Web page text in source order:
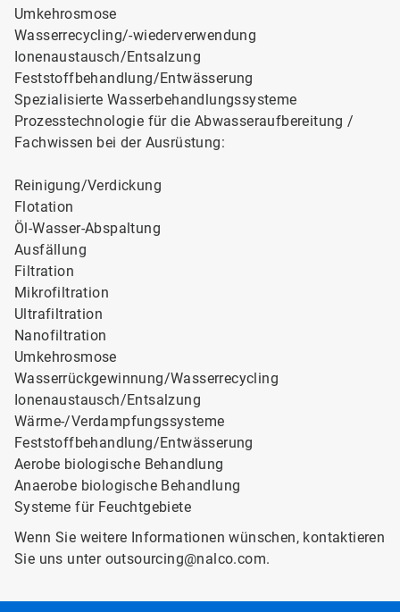
Umkehrosmose
Wasserrecycling/-wiederverwendung
Ionenaustausch/Entsalzung
Feststoffbehandlung/Entwässerung
Spezialisierte Wasserbehandlungssysteme
Prozesstechnologie für die Abwasseraufbereitung /
Fachwissen bei der Ausrüstung:
Reinigung/Verdickung
Flotation
Öl-Wasser-Abspaltung
Ausfällung
Filtration
Mikrofiltration
Ultrafiltration
Nanofiltration
Umkehrosmose
Wasserrückgewinnung/Wasserrecycling
Ionenaustausch/Entsalzung
Wärme-/Verdampfungssysteme
Feststoffbehandlung/Entwässerung
Aerobe biologische Behandlung
Anaerobe biologische Behandlung
Systeme für Feuchtgebiete
Wenn Sie weitere Informationen wünschen, kontaktieren
Sie uns unter outsourcing@nalco.com.